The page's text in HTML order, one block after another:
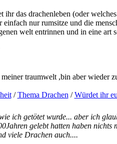
ihr das drachenleben (oder
einfach nur rumsitze und die
welt entrinnen und in eine art
traumwelt ,bin aber wieder
/Thema Drachen /Würdet ihr
ich getötet wurde... aber ich
gelebt hatten haben
viele Drachen auch....